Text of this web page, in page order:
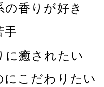
香りが好き
手
に癒されたい
にこだわりたい